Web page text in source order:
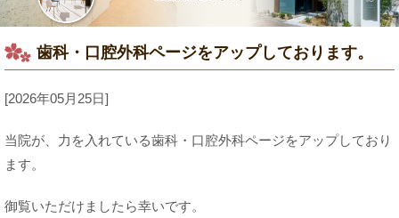
歯科・口腔外科ページをアップしております。
[2026年05月25日]
当院が、力を入れている歯科・口腔外科ページをアップしており
ます。
御覧いただけましたら幸いです。